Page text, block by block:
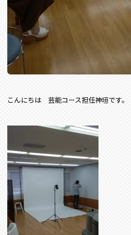
こんにちは 芸能コース担任神垣です。